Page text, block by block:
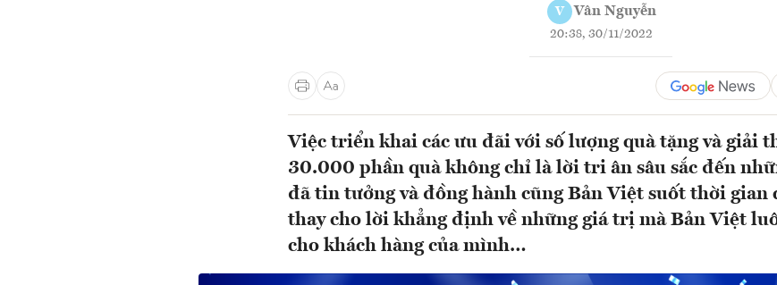
V Vân Nguyễn
20:38, 30/11/2022
Việc triển khai các ưu đãi với số lượng quà tặng và giải
30.000 phần quà không chỉ là lời tri ân sâu sắc đến
đã tin tưởng và đồng hành cũng Bản Việt suốt thời gian
thay cho lời khẳng định về những giá trị mà Bản Việt
cho khách hàng của mình…